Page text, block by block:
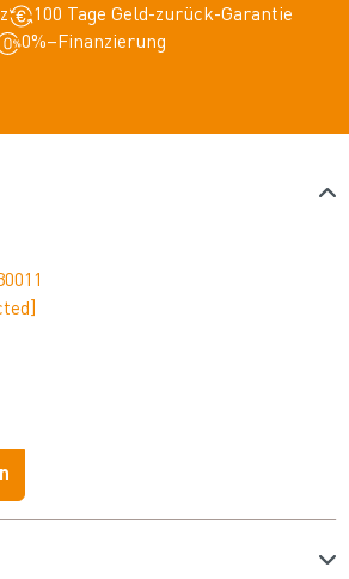
100 Tage Geld-zurück-Garantie
0%–Finanzierung